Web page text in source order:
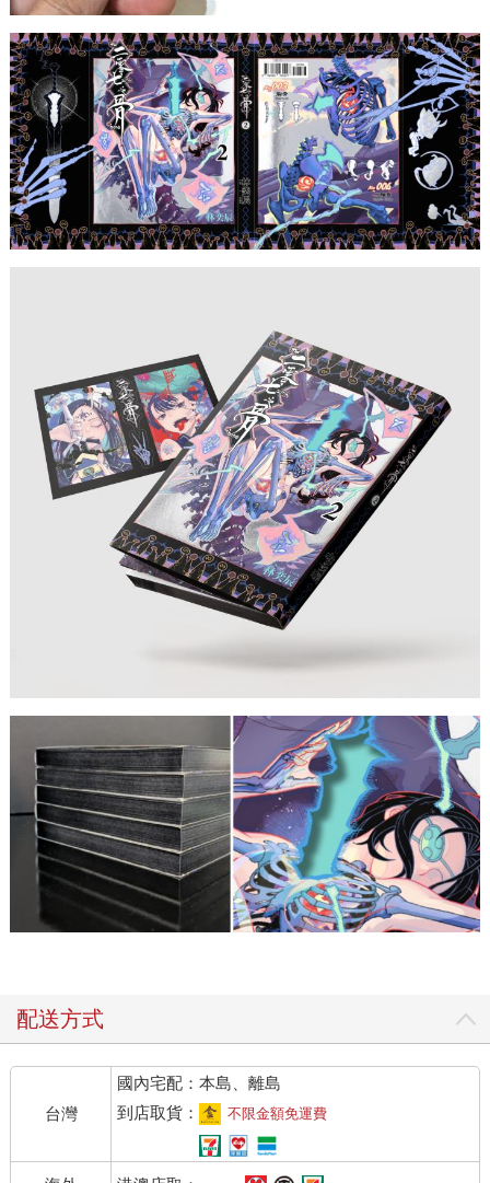
配送方式
台灣
國內宅配：本島、離島
到店取貨：
不限金額免運費